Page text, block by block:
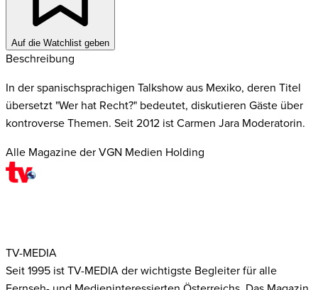
Auf die Watchlist geben
Beschreibung
In der spanischsprachigen Talkshow aus Mexiko, deren Titel
übersetzt "Wer hat Recht?" bedeutet, diskutieren Gäste über
kontroverse Themen. Seit 2012 ist Carmen Jara Moderatorin.
Alle Magazine der VGN Medien Holding
TV-MEDIA
Seit 1995 ist TV-MEDIA der wichtigste Begleiter für alle